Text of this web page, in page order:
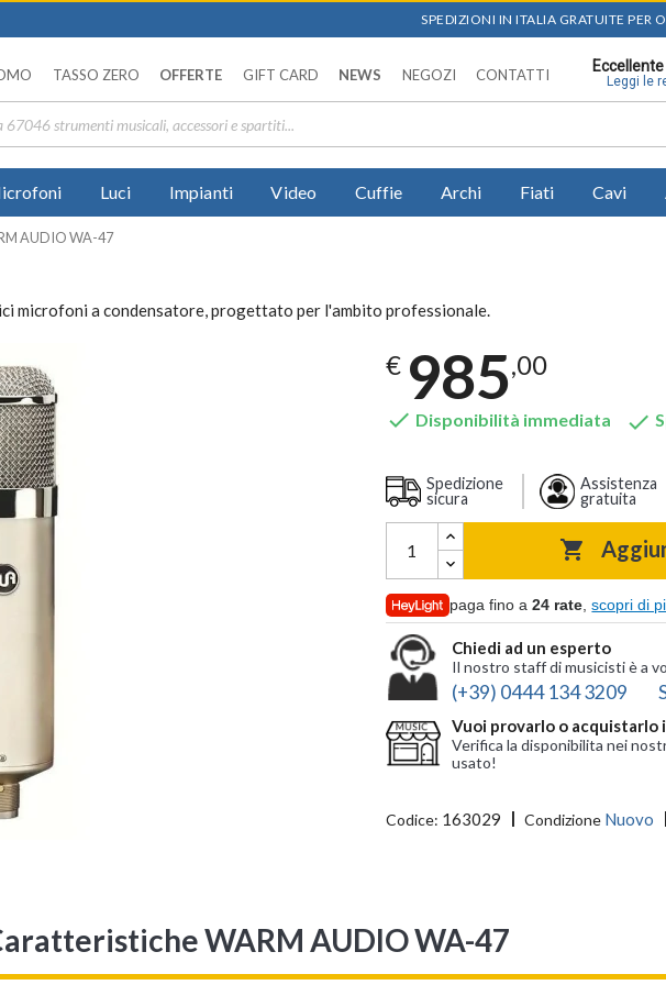
SPEDIZIONI IN ITALIA GRATUITE PER
TASSO ZERO OFFERTE GIFT CARD NEWS NEGOZI CONTATTI
Eccellente
Leggi le
Luci Impianti Video Cuffie Archi Fiati Cavi
AUDIO WA-47
microfoni a condensatore, progettato per l'ambito professionale.
€ 985,00
 Disponibilità immediata 
Spedizione
sicura
Assistenza
gratuita

paga fino a24 rate,scopri di
Chiedi ad un esperto
Il nostro staff di musicisti è a
(+39) 0444 134 3209
Vuoi provarlo o acquistarlo
Verifica la disponibilita nei
usato!
Codice: 163029 Condizione Nuovo
WARM AUDIO WA-47